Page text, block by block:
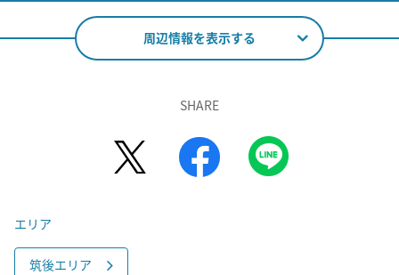
周辺情報を表示する
SHARE
エリア
筑後エリア